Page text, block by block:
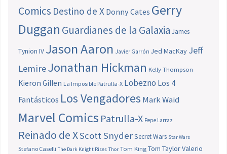
Comics Destino de X Donny Cates Gerry
Duggan Guardianes de la Galaxia James
Tynion IV Jason Aaron Javier Garrón Jed MacKay Jeff
LemireJonathan Hickman Kelly Thompson
Kieron Gillen La Imposible Patrulla-X Lobezno Los 4
Fantásticos Los Vengadores Mark Waid
Marvel Comics Patrulla-X Pepe Larraz
Reinado de XScott SnyderSecret Wars Star Wars
Stefano Caselli The Dark Knight Rises Thor Tom King Tom TaylorValerio